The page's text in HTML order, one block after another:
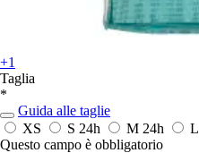
+1
Taglia
*
Guida alle taglie
XS
S 24h M 24h L
Questo campo è obbligatorio